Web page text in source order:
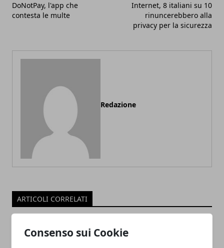
Consenso sui Cookie
DoNotPay, l'app che
contesta le multe
Internet, 8 italiani su 10
rinuncerebbero alla
privacy per la sicurezza
Redazione
ARTICOLI CORRELATI